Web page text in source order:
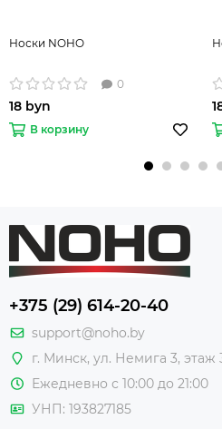
Носки NOHO
0
18 byn
В корзину
+375 (29) 614-20-40
support@noho.by
г. Минск, ул. Немига 3, этаж
Ежедневно с 10:00 до 21:00
УНП: 193827185